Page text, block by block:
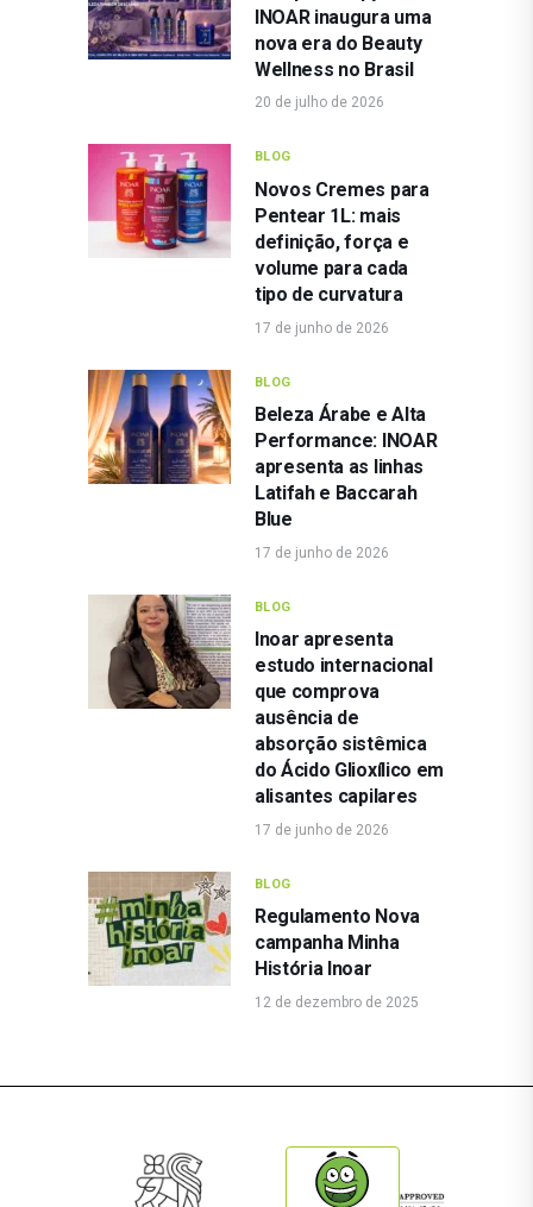
INOAR inaugura uma
nova era do Beauty
Wellness no Brasil
20 de julho de 2026
BLOG
Novos Cremes para
Pentear 1L: mais
definição, força e
volume para cada
tipo de curvatura
17 de junho de 2026
BLOG
Beleza Árabe e Alta
Performance: INOAR
apresenta as linhas
Latifah e Baccarah
Blue
17 de junho de 2026
BLOG
Inoar apresenta
estudo internacional
que comprova
ausência de
absorção sistêmica
do Ácido Glioxílico em
alisantes capilares
17 de junho de 2026
BLOG
Regulamento Nova
campanha Minha
História Inoar
12 de dezembro de 2025